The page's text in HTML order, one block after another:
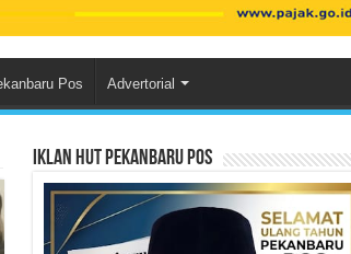
Pos Advertorial
Iklan HUT Pekanbaru Pos